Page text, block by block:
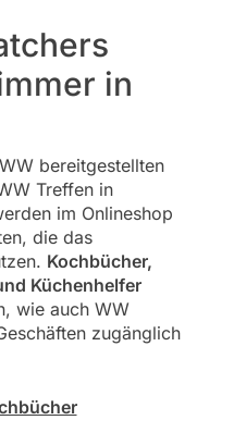
in
bereitgestellten
Treffen in
im Onlineshop
die das
Kochbücher,
Küchenhelfer
wie auch WW
zugänglich